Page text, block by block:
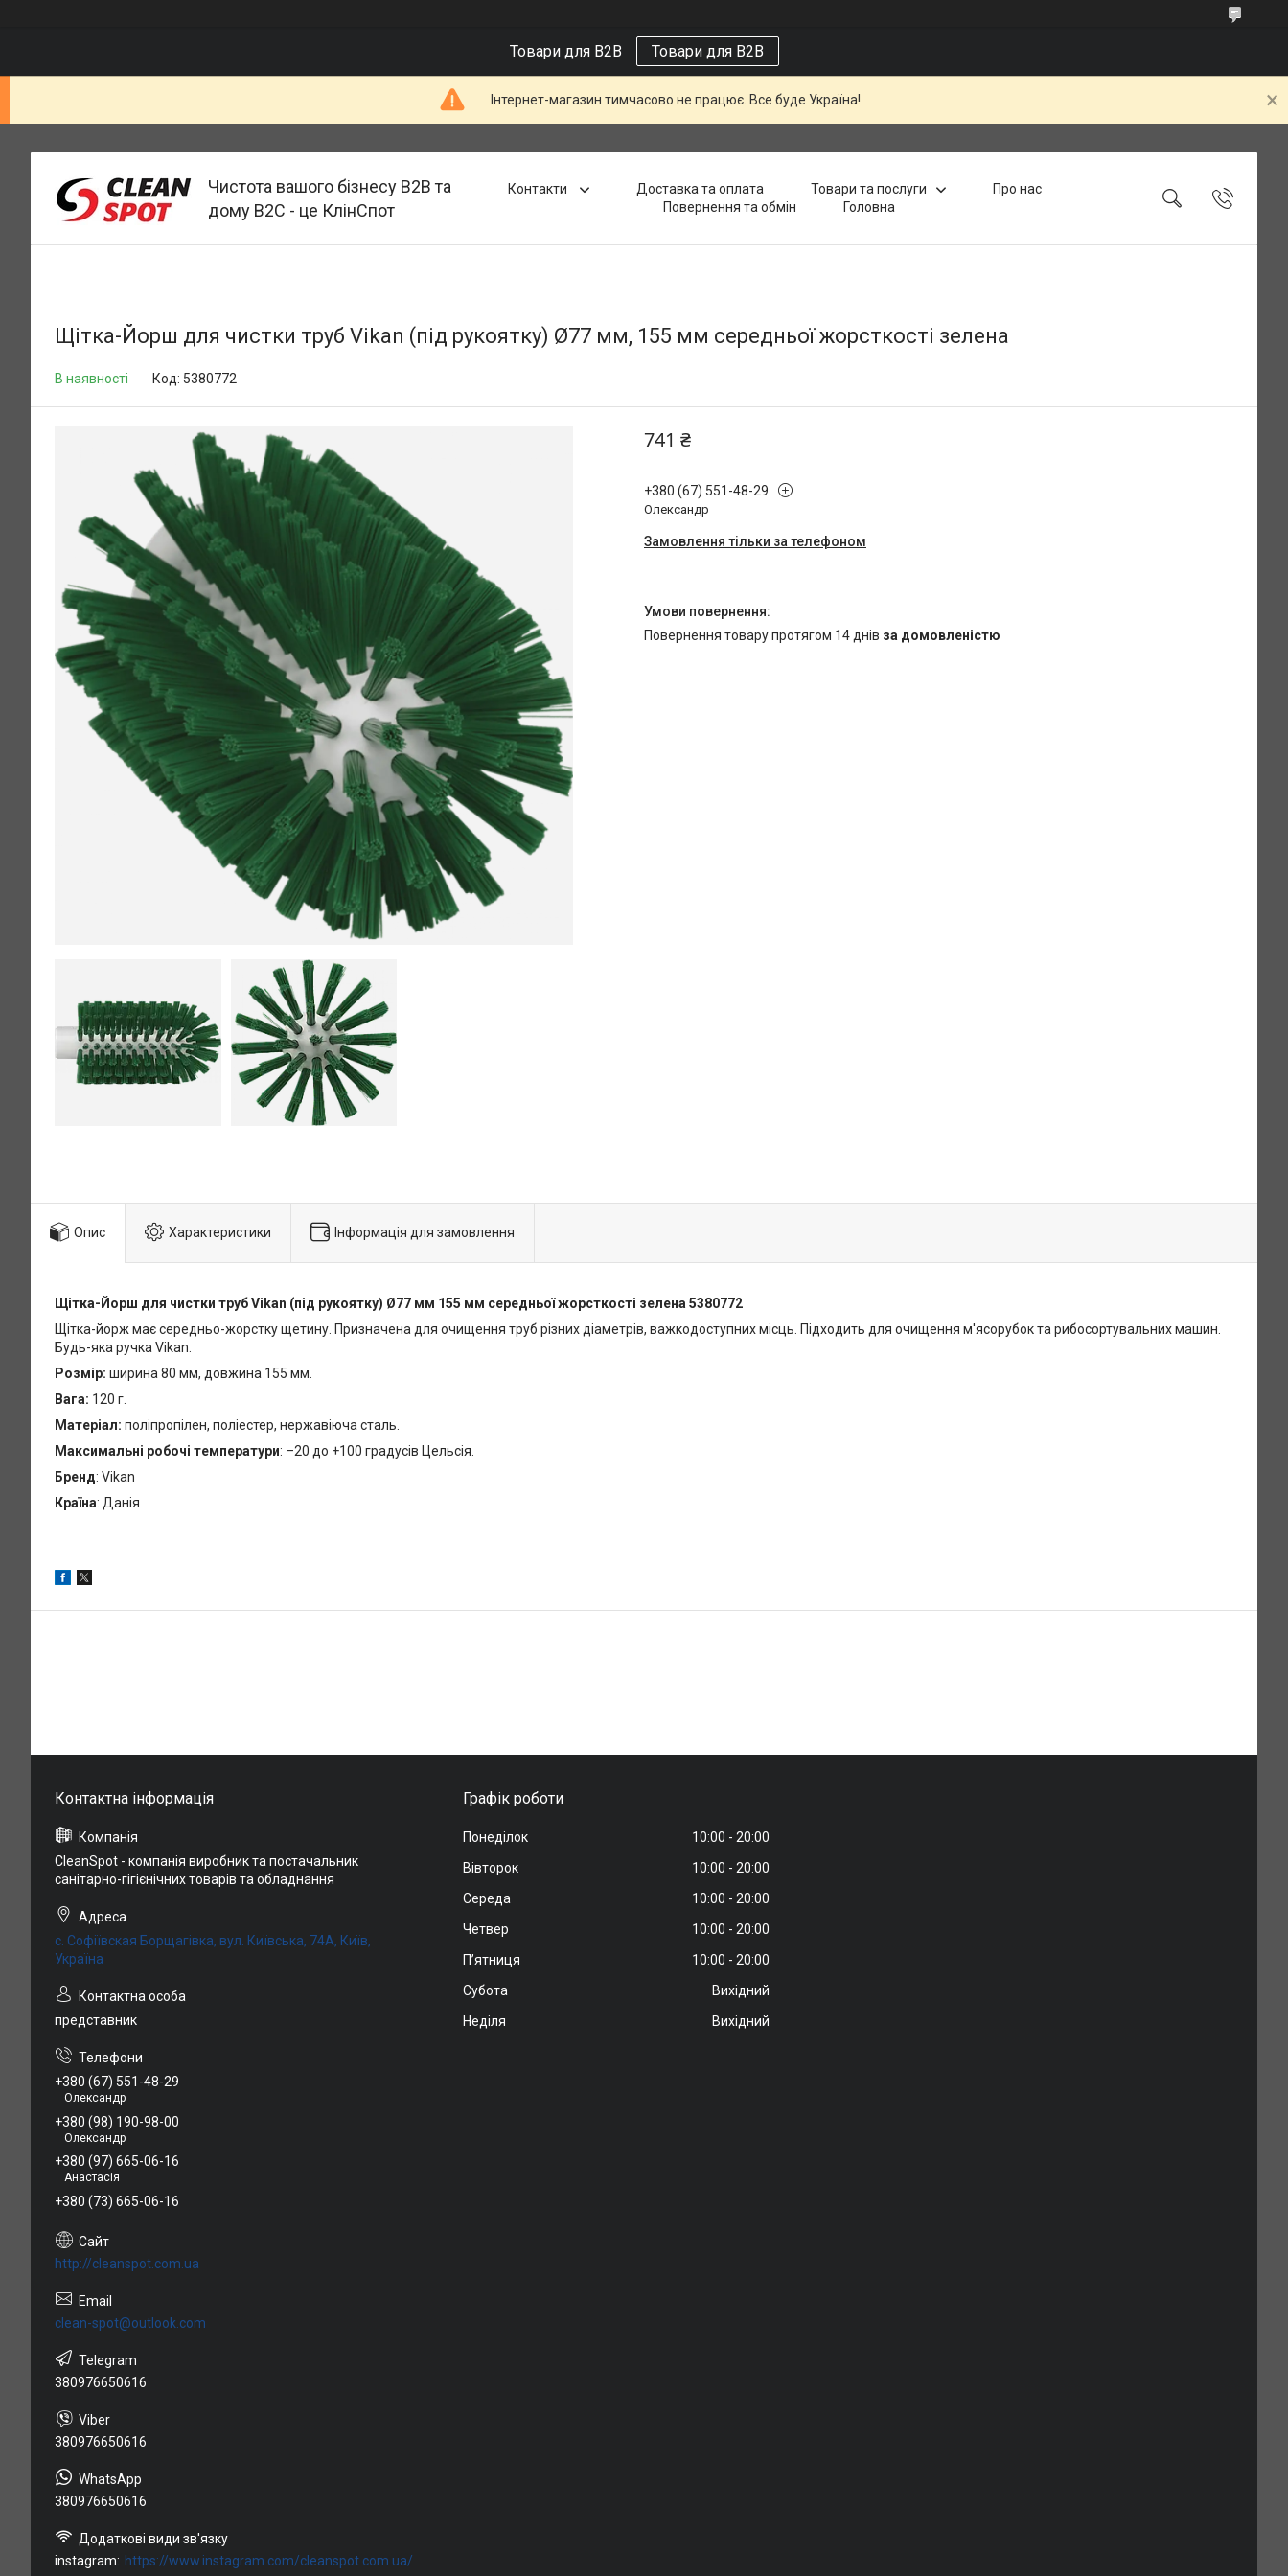
Товари для B2B Товари для B2B
Інтернет-магазин тимчасово не працює. Все буде Україна!
Чистота вашого бізнесу B2B та
дому B2C - це КлінСпот
Контакти Доставка та оплата Товари та послуги
Про нас
Повернення та обмін
Головна
Щітка-Йорш для чистки труб Vikan (під рукоятку) Ø77 мм, 155 мм середньої жорсткості зелена
В наявності Код: 5380772
741 ₴
+380 (67) 551-48-29
Олександр
Замовлення тільки за телефоном
повернення товару протягом 14 днів за домовленістю
Опис Характеристики Інформація для замовлення
Щітка-Йорш для чистки труб Vikan (під рукоятку) Ø77 мм 155 мм середньої жорсткості зелена 5380772
Щітка-йорж має середньо-жорстку щетину. Призначена для очищення труб різних діаметрів, важкодоступних місць. Підходить для очищення м'ясорубок та рибосортувальних машин.
Будь-яка ручка Vikan.
Розмір: ширина 80 мм, довжина 155 мм.
Вага: 120 г.
Матеріал: поліпропілен, поліестер, нержавіюча сталь.
Максимальні робочі температури: –20 до +100 градусів Цельсія.
Бренд: Vikan
Країна: Данія
CleanSpot - компанія виробник та постачальник
санітарно-гігієнічних товарів та обладнання
с. Софіївская Борщагівка, вул. Київська, 74А, Київ,
Україна
представник
+380 (67) 551-48-29
Олександр
+380 (98) 190-98-00
Олександр
+380 (97) 665-06-16
Анастасія
+380 (73) 665-06-16
http://cleanspot.com.ua
clean-spot@outlook.com
380976650616
380976650616
380976650616
instagram https://www.instagram.com/cleanspot.com.ua/
Графік роботи
Понеділок 10:00
20:00
Вівторок
10:00
20:00
Середа
10:00
20:00
Четвер
10:00
20:00
Пʼятниця
10:00
20:00
Субота
Вихідний
Неділя
Вихідний